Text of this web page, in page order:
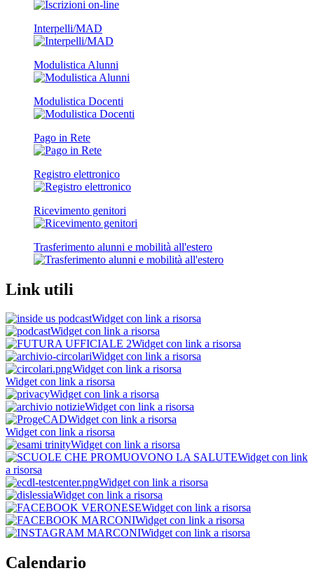
Interpelli/MAD
Modulistica Alunni
Modulistica Docenti
Pago in Rete
Registro elettronico
Ricevimento genitori
Trasferimento alunni e mobilità all'estero
Link utili
Widget con link a risorsa
Widget con link a risorsa
Widget con link a risorsa
Widget con link a risorsa
Widget con link a risorsa
Widget con link a risorsa
Widget con link a risorsa
Widget con link a risorsa
Widget con link a risorsa
Widget con link a risorsa
Widget con link a risorsa
Widget con link
a risorsa
Widget con link a risorsa
Widget con link a risorsa
Widget con link a risorsa
Widget con link a risorsa
Widget con link a risorsa
Calendario